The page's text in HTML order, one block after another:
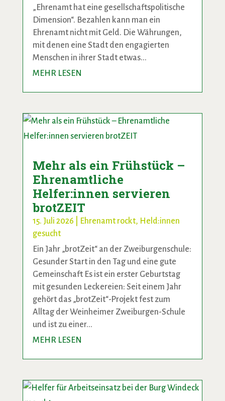
„Ehrenamt hat eine gesellschaftspolitische
Dimension“. Bezahlen kann man ein
Ehrenamt nicht mit Geld. Die Währungen,
mit denen eine Stadt den engagierten
Menschen in ihrer Stadt etwas...
MEHR LESEN
Mehr als ein Frühstück –
Ehrenamtliche
Helfer:innen servieren
brotZEIT
15. Juli 2026 Ehrenamt rockt, Held:innen
gesucht
Ein Jahr „brotZeit“ an der Zweiburgenschule:
Gesunder Start in den Tag und eine gute
Gemeinschaft Es ist ein erster Geburtstag
mit gesunden Leckereien: Seit einem Jahr
gehört das „brotZeit“-Projekt fest zum
Alltag der Weinheimer Zweiburgen-Schule
und ist zu einer...
MEHR LESEN